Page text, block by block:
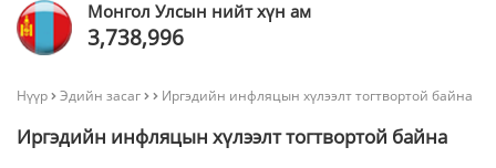
Монгол Улсын нийт хүн ам
3,738,996
Нүүр Эдийн засаг Иргэдийн инфляцын хүлээлт тогтвортой байна
Иргэдийн инфляцын хүлээлт тогтвортой байна